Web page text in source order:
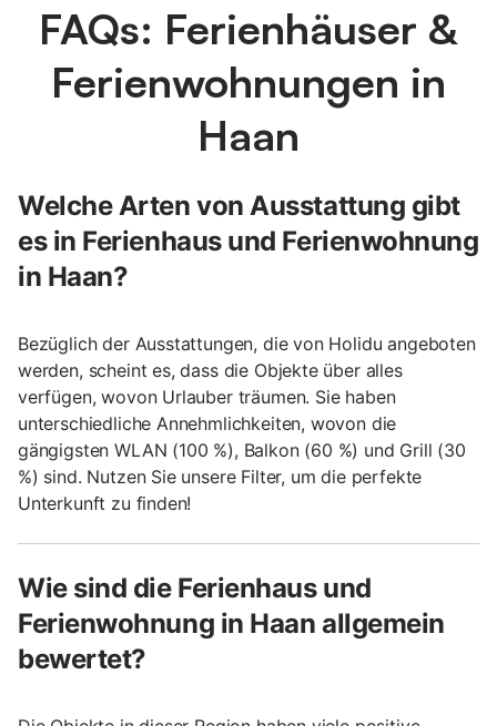
FAQs: Ferienhäuser &
Ferienwohnungen in
Haan
Welche Arten von Ausstattung gibt
es in Ferienhaus und Ferienwohnung
in Haan?
Bezüglich der Ausstattungen, die von Holidu angeboten
werden, scheint es, dass die Objekte über alles
verfügen, wovon Urlauber träumen. Sie haben
unterschiedliche Annehmlichkeiten, wovon die
gängigsten WLAN (100 %), Balkon (60 %) und Grill (30
%) sind. Nutzen Sie unsere Filter, um die perfekte
Unterkunft zu finden!
Wie sind die Ferienhaus und
Ferienwohnung in Haan allgemein
bewertet?